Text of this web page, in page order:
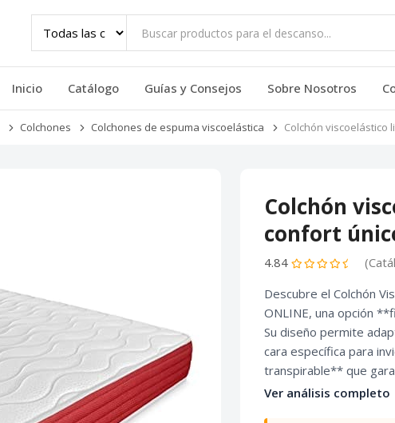
Inicio Catálogo Guías y Consejos Sobre Nosotros
Colchones Colchones de espuma viscoelástica Colchón viscoelástico
Colchón
confort
4.84
Descubre el Colchón
ONLINE, una opción
Su diseño permite
cara específica para
transpirable** que
Ver análisis completo